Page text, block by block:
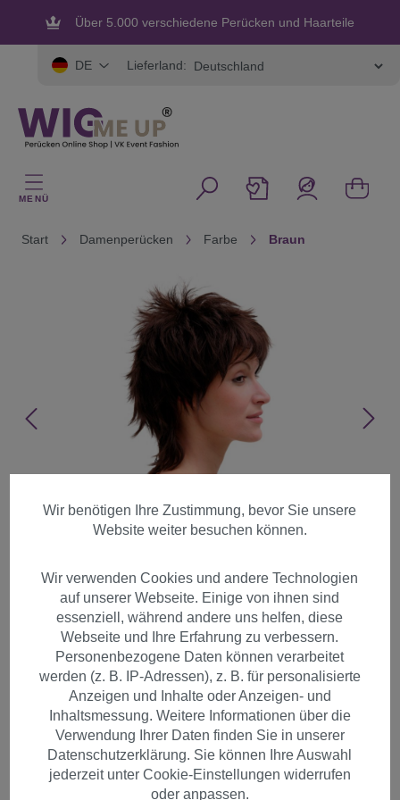
springenÜber 5.000 verschiedene Perücken und Haarteile
Flexible und sichere Zahlung
DE Lieferland:
MENÜ
Start Damenperücken Farbe Braun
80er Jahre Look Damen
Perücke Kurzhaarschnitt
braun 26155-6
Wir benötigen Ihre Zustimmung, bevor Sie unsere
Website weiter besuchen können.
Wir verwenden Cookies und andere Technologien
auf unserer Webseite. Einige von ihnen sind
essenziell, während andere uns helfen, diese
Webseite und Ihre Erfahrung zu verbessern.
Personenbezogene Daten können verarbeitet
werden (z. B. IP-Adressen), z. B. für personalisierte
Anzeigen und Inhalte oder Anzeigen- und
Inhaltsmessung. Weitere Informationen über die
Verwendung Ihrer Daten finden Sie in unserer
Datenschutzerklärung. Sie können Ihre Auswahl
jederzeit unter Cookie-Einstellungen widerrufen
oder anpassen.